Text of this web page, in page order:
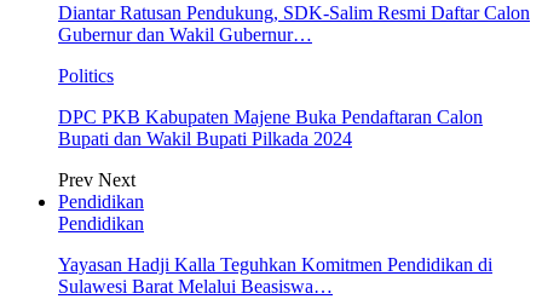
Diantar Ratusan Pendukung, SDK-Salim Resmi Daftar Calon
Gubernur dan Wakil Gubernur…
Politics
DPC PKB Kabupaten Majene Buka Pendaftaran Calon
Bupati dan Wakil Bupati Pilkada 2024
Prev Next
Pendidikan
Pendidikan
Yayasan Hadji Kalla Teguhkan Komitmen Pendidikan di
Sulawesi Barat Melalui Beasiswa…